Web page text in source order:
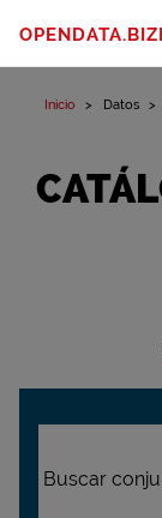
Inicio Datos